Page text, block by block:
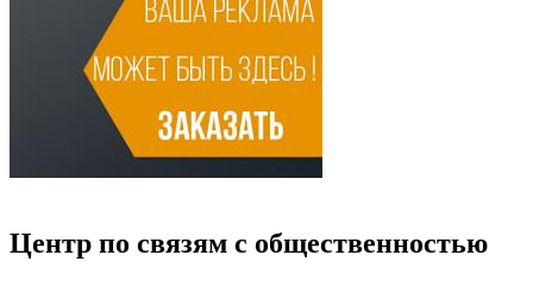
Центр по связям с общественностью